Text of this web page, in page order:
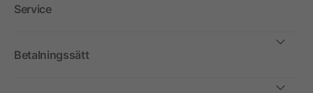
Service
Betalningssätt